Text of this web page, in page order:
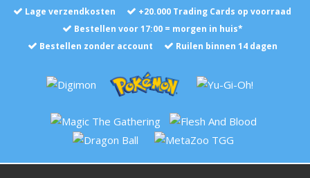
Lage verzendkosten +20.000 Trading Cards op voorraad
Bestellen voor 17:00 = morgen in huis*
Bestellen zonder account
Ruilen binnen 14 dagen